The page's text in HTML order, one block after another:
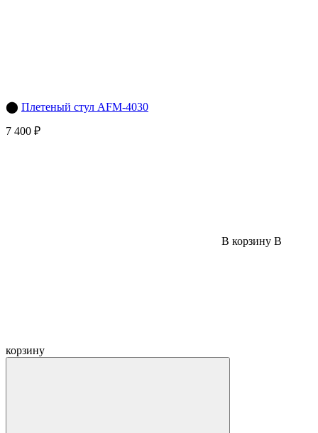
⬤ Плетеный стул AFM-4030
7 400 ₽
В корзину В
корзину